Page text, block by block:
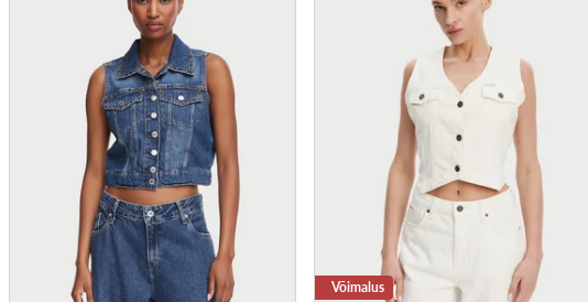
Võimalus